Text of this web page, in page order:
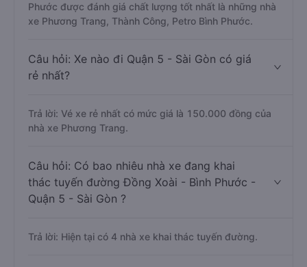
Phước được đánh giá chất lượng tốt nhất là những nhà
xe Phương Trang, Thành Công, Petro Bình Phước.
Câu hỏi: Xe nào đi Quận 5 - Sài Gòn có giá
rẻ nhất?
Trả lời: Vé xe rẻ nhất có mức giá là 150.000 đồng của
nhà xe Phương Trang.
Câu hỏi: Có bao nhiêu nhà xe đang khai
thác tuyến đường Đồng Xoài - Bình Phước -
Quận 5 - Sài Gòn ?
Trả lời: Hiện tại có 4 nhà xe khai thác tuyến đường.